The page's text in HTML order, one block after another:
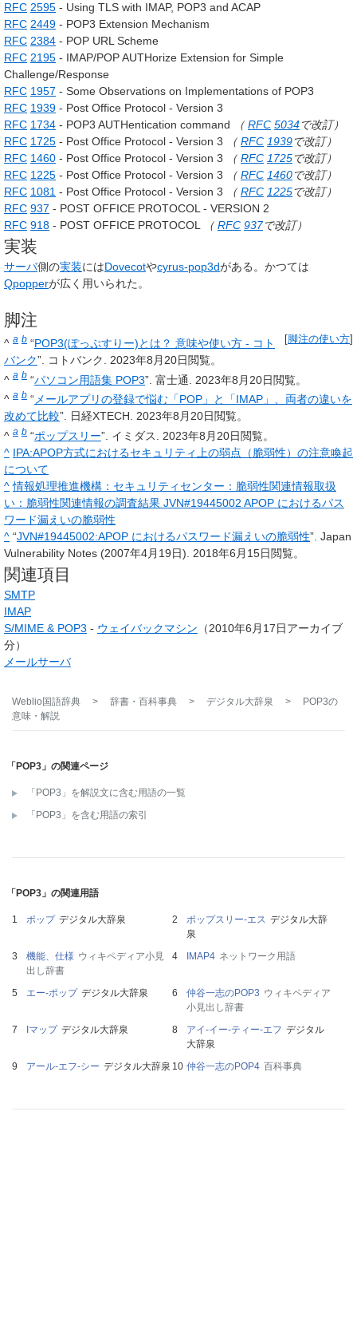
RFC 2595 - Using TLS with IMAP, POP3 and ACAP
RFC 2449 - POP3 Extension Mechanism
RFC 2384 - POP URL Scheme
RFC 2195 - IMAP/POP AUTHorize Extension for Simple
Challenge/Response
RFC 1957 - Some Observations on Implementations of POP3
RFC 1939 - Post Office Protocol - Version 3
RFC 1734 - POP3 AUTHentication command （ RFC 5034で改訂）
RFC 1725 - Post Office Protocol - Version 3 （ RFC 1939で改訂）
RFC 1460 - Post Office Protocol - Version 3 （ RFC 1725で改訂）
RFC 1225 - Post Office Protocol - Version 3 （ RFC 1460で改訂）
RFC 1081 - Post Office Protocol - Version 3 （ RFC 1225で改訂）
RFC 937 - POST OFFICE PROTOCOL - VERSION 2
RFC 918 - POST OFFICE PROTOCOL （ RFC 937で改訂）
実装
サーバ側の実装にはDovecotやcyrus-pop3dがある。かつては
Qpopperが広く用いられた。
脚注
脚注の使い方
^ a b “POP3(ぽっぷすりー)とは？ 意味や使い方 - コト
バンク”. コトバンク. 2023年8月20日閲覧。
^ a b “パソコン用語集 POP3”. 富士通. 2023年8月20日閲覧。
^ a b “ メールアプリの登録で悩む「POP」と「IMAP」、両者の違いを
改めて比較”. 日経XTECH. 2023年8月20日閲覧。
^ a b “ポップスリー”. イミダス. 2023年8月20日閲覧。
^ IPA:APOP方式におけるセキュリティ上の弱点（脆弱性）の注意喚起
について
^ 情報処理推進機構：セキュリティセンター：脆弱性関連情報取扱
い：脆弱性関連情報の調査結果 JVN#19445002 APOP におけるパス
ワード漏えいの脆弱性
^ “JVN#19445002:APOP におけるパスワード漏えいの脆弱性”. Japan
Vulnerability Notes (2007年4月19日). 2018年6月15日閲覧。
関連項目
SMTP
IMAP
S/MIME & POP3 - ウェイバックマシン （2010年6月17日アーカイブ
分）
メールサーバ
Weblio国語辞典 > 辞書・百科事典 > デジタル大辞泉 > POP3の
意味・解説
「POP3」の関連ページ
「POP3」を解説文に含む用語の一覧
「POP3」を含む用語の索引
「POP3」の関連用語
ポップ デジタル大辞泉 ポップスリー‐エス デジタル大辞
泉
機能、仕様 ウィキペディア小見
出し辞書
IMAP4 ネットワーク用語
エー‐ポップ デジタル大辞泉 仲谷一志のPOP3 ウィキペディア
小見出し辞書
Iマップ デジタル大辞泉 アイ‐イー‐ティー‐エフ デジタル
大辞泉
アール‐エフ‐シー デジタル大辞泉 仲谷一志のPOP4 百科事典